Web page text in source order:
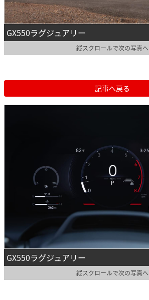
GX550ラグジュアリー
縦スクロールで次の写真へ
記事へ戻る
GX550ラグジュアリー
縦スクロールで次の写真へ